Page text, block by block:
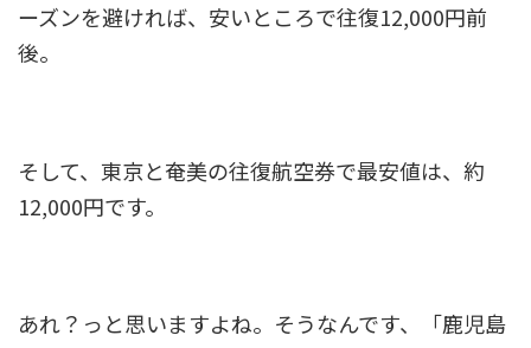
ーズンを避ければ、安いところで往復12,000円前
後。
そして、東京と奄美の往復航空券で最安値は、約
12,000円です。
あれ？っと思いますよね。そうなんです、「鹿児島